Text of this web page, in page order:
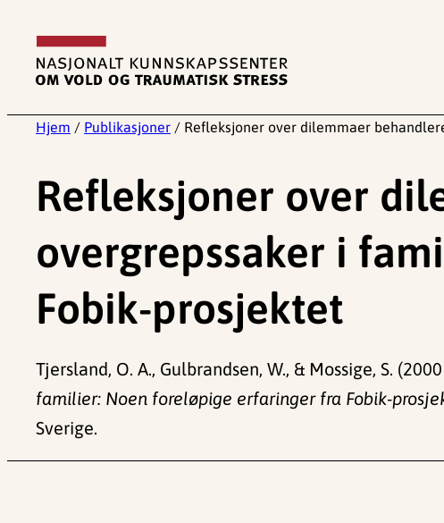
innhold
Hjem / Publikasjoner / Refleksjoner over dilemmaer
Refleksjoner over
overgrepssaker i
Fobik-prosjektet
Tjersland, O. A., Gulbrandsen, W., & Mossige, S.
familier: Noen foreløpige erfaringer fra Fobik-
Sverige.